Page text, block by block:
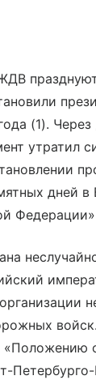
(1). Через
утратил
дней
«Положению